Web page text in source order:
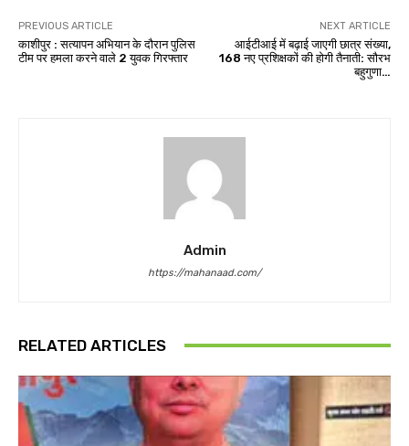
PREVIOUS ARTICLE
काशीपुर : सत्यापन अभियान के दौरान पुलिस
टीम पर हमला करने वाले 2 युवक गिरफ्तार
NEXT ARTICLE
आईटीआई में बढ़ाई जाएगी छात्र संख्या,
168 नए प्रशिक्षकों की होगी तैनाती: सौरभ
बहुगुणा…
Admin
https://mahanaad.com/
RELATED ARTICLES